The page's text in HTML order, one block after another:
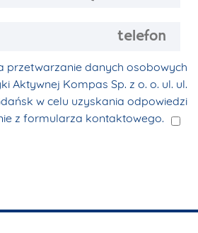
przetwarzanie danych osobowych
Aktywnej Kompas Sp. z o. o. ul. ul.
w celu uzyskania odpowiedzi
z formularza kontaktowego.